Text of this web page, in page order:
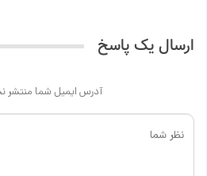
ارسال یک پاسخ
آدرس ایمیل شما منتشر